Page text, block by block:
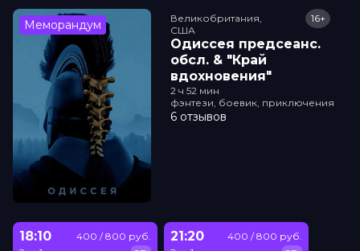
Меморандум
Великобритания,
США
Одиссея прeдсeанc.
обсл. & "Край
вдохновения"
16+
2 ч 52 мин
фэнтези, боевик, приключения
6 отзывов
18:10
400 / 800 руб.
21:20
400 / 800 руб.